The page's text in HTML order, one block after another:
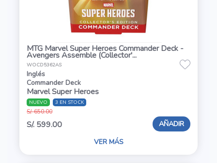
MTG Marvel Super Heroes Commander Deck -
Avengers Assemble (Collector'...
WOCD5362AS
Inglés
Commander Deck
Marvel Super Heroes
NUEVO 3 EN STOCK
S/. 650.00
S/. 599.00 AÑADIR
VER MÁS